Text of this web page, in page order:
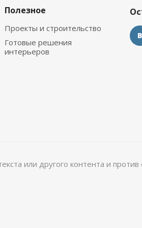
Полезное
Проекты и строительство
Готовые решения
интерьеров
или другого контента и